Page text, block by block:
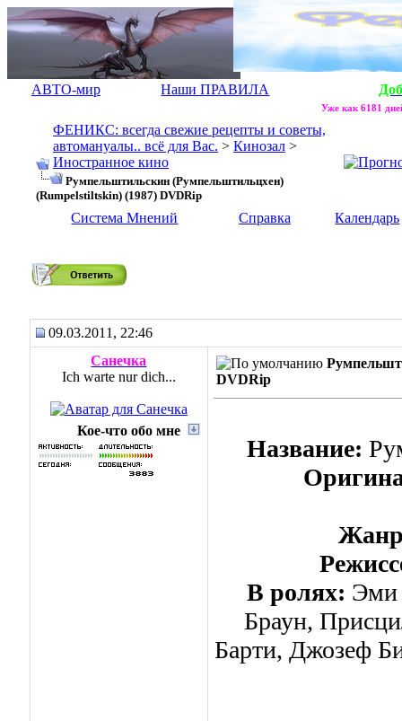
АВТО-мир Наши ПРАВИЛА
Уже как 6181
ФЕНИКС: всегда свежие рецепты и советы,
автомануалы.. всё для Вас. > Кинозал >
Иностранное кино
Румпельштильскин (Румпельштильцхен)
(Rumpelstiltskin) (1987) DVDRip
Система Мнений Справка Календарь
09.03.2011, 22:46
Санечка
Ich warte nur dich...
Кое-что обо мне
DVDRip
Название:
В ролях: Эми
Браун,
Барти, Джозеф